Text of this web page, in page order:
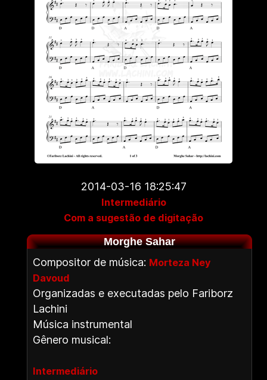
2014-03-16 18:25:47
Intermediário
Com a sugestão de digitação
Morghe Sahar
Compositor de música: Morteza Ney
Davoud
Organizadas e executadas pelo Fariborz
Lachini
Música instrumental
Gênero musical:
Intermediário